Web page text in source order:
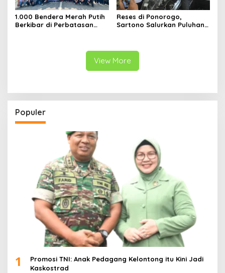
1.000 Bendera Merah Putih
Berkibar di Perbatasan
Reses di Ponorogo,
Sartono Salurkan Puluhan
View More
Populer
1
Promosi TNI: Anak Pedagang Kelontong itu Kini Jadi
Kaskostrad